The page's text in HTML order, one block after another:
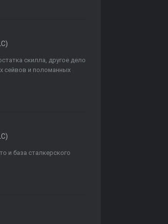
скилла, другое дело
сейвов и поломанных
и база сталкерского